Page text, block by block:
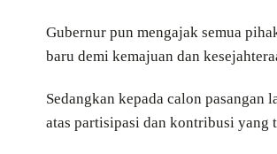
Gubernur pun mengajak semua
baru demi kemajuan dan
Sedangkan kepada calon
atas partisipasi dan kontribusi yang